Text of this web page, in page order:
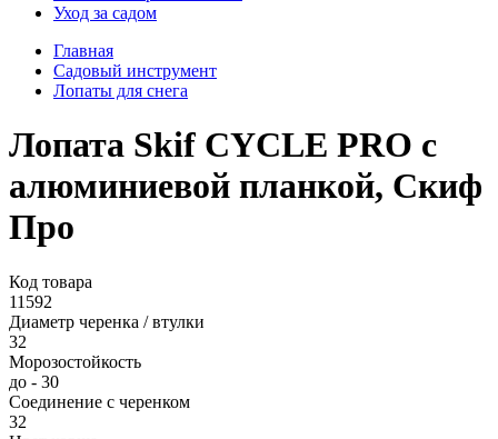
Уход за садом
Главная
Садовый инструмент
Лопаты для снега
Лопата Skif СYCLE PRO с
алюминиевой планкой, Скиф
Про
Код товара
11592
Диаметр черенка / втулки
32
Морозостойкость
до - 30
Соединение с черенком
32